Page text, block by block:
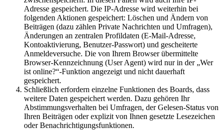
Adresse gespeichert. Die IP-Adresse wird weiterhin bei
folgenden Aktionen gespeichert: Löschen und Ändern von
Beiträgen (dazu zählen Private Nachrichten und Umfragen),
Änderungen an zentralen Profildaten (E-Mail-Adresse,
Kontoaktivierung, Benutzer-Passwort) und gescheiterte
Anmeldeversuche. Die von Ihrem Browser übermittelte
Browser-Kennzeichnung (User Agent) wird nur in der „Wer
ist online?“-Funktion angezeigt und nicht dauerhaft
gespeichert.
Schließlich erfordern einzelne Funktionen des Boards, dass
weitere Daten gespeichert werden. Dazu gehören Ihr
Abstimmungsverhalten bei Umfragen, der Gelesen-Status von
Ihren Beiträgen oder explizit von Ihnen gesetzte Lesezeichen
oder Benachrichtigungsfunktionen.